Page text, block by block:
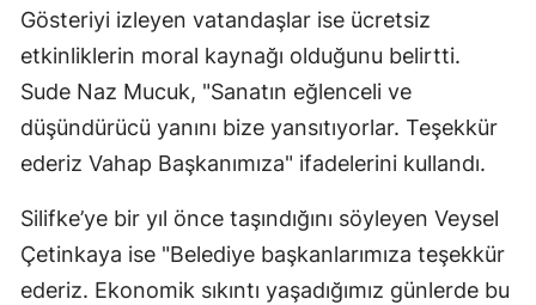
Gösteriyi izleyen vatandaşlar ise ücretsiz
etkinliklerin moral kaynağı olduğunu belirtti.
Sude Naz Mucuk, "Sanatın eğlenceli ve
düşündürücü yanını bize yansıtıyorlar. Teşekkür
ederiz Vahap Başkanımıza" ifadelerini kullandı.
Silifke’ye bir yıl önce taşındığını söyleyen Veysel
Çetinkaya ise "Belediye başkanlarımıza teşekkür
ederiz. Ekonomik sıkıntı yaşadığımız günlerde bu